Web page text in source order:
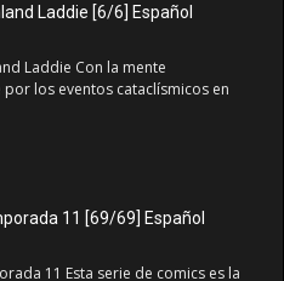
Laddie [6/6] Español
Laddie Con la mente
los eventos cataclísmicos en
11 [69/69] Español
11 Esta serie de comics es la